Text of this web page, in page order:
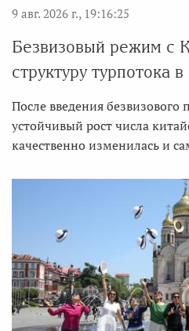
9 авг. 2026 г., 19:16:25
Безвизовый режим с
структуру турпотока
После введения безвизового
устойчивый рост числа
качественно изменилась и